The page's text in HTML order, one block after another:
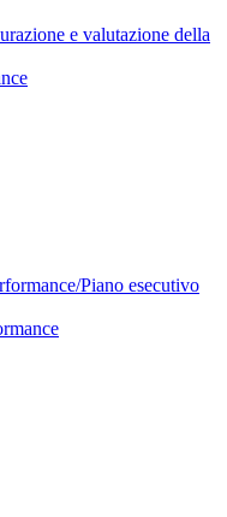
e valutazione della
Piano esecutivo